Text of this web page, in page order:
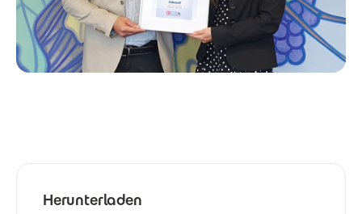
Herunterladen